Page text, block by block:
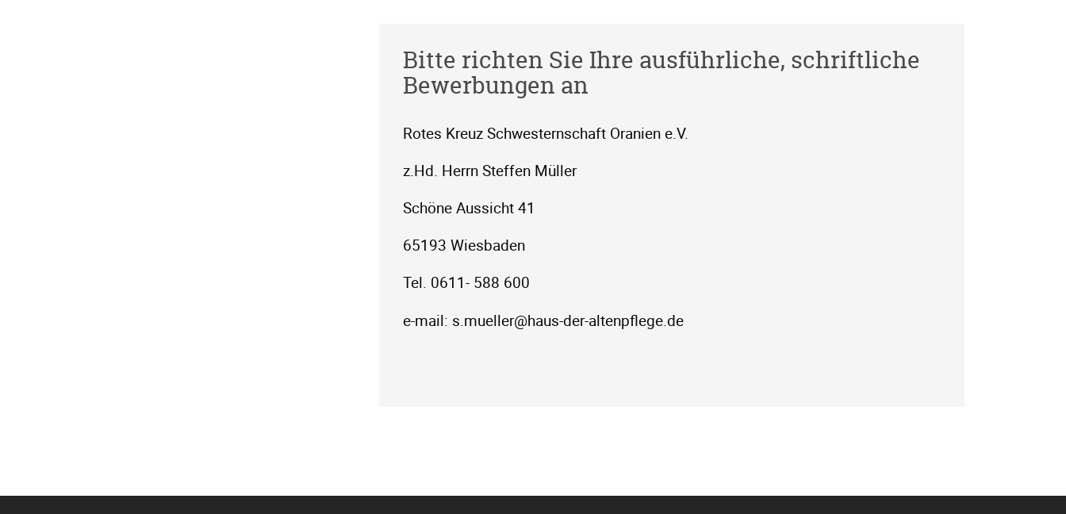
Bitte richten Sie Ihre ausführliche, schriftliche
Bewerbungen an
Rotes Kreuz Schwesternschaft Oranien e.V.
z.Hd. Herrn Steffen Müller
Schöne Aussicht 41
65193 Wiesbaden
Tel. 0611- 588 600
e-mail: s.mueller@haus-der-altenpflege.de